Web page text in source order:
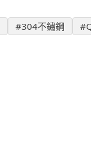
#304不鏽鋼